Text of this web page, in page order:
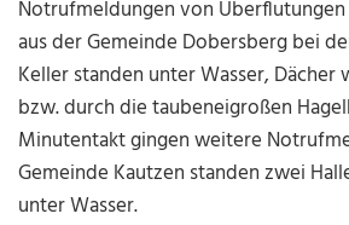
Notrufmeldungen von Überflutungen
aus der Gemeinde Dobersberg bei
Keller standen unter Wasser,
bzw. durch die taubeneigroßen
Minutentakt gingen weitere
Gemeinde Kautzen standen zwei
unter Wasser.